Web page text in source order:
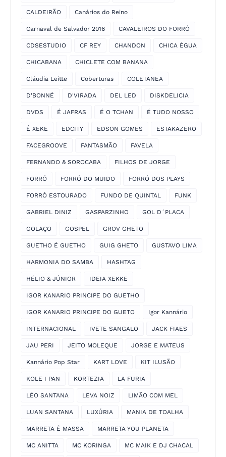
CALDEIRÃO Canários do Reino
Carnaval de Salvador 2016 CAVALEIROS DO FORRÓ
CDSESTUDIO CF REY CHANDON CHICA ÉGUA
CHICABANA CHICLETE COM BANANA
Cláudia Leitte Coberturas COLETANEA
D'BONNÉ D'VIRADA DEL LED DISKDELICIA
DVDS É JAFRAS É O TCHAN É TUDO NOSSO
É XEKE EDCITY EDSON GOMES ESTAKAZERO
FACEGROOVE FANTASMÃO FAVELA
FERNANDO & SOROCABA FILHOS DE JORGE
FORRÓ FORRÓ DO MUIDO FORRÓ DOS PLAYS
FORRÓ ESTOURADO FUNDO DE QUINTAL FUNK
GABRIEL DINIZ GASPARZINHO GOL D´PLACA
GOLAÇO GOSPEL GROV GHETO
GUETHO É GUETHO GUIG GHETO GUSTAVO LIMA
HARMONIA DO SAMBA HASHTAG
HÉLIO & JÚNIOR IDEIA XEKKE
IGOR KANARIO PRINCIPE DO GUETHO
IGOR KANARIO PRINCIPE DO GUETO Igor Kannário
INTERNACIONAL IVETE SANGALO JACK FIAES
JAU PERI JEITO MOLEQUE JORGE E MATEUS
Kannário Pop Star KART LOVE KIT ILUSÃO
KOLE I PAN KORTEZIA LA FURIA
LÉO SANTANA LEVA NOIZ LIMÃO COM MEL
LUAN SANTANA LUXÚRIA MANIA DE TOALHA
MARRETA É MASSA MARRETA YOU PLANETA
MC ANITTA MC KORINGA MC MAIK E DJ CHACAL